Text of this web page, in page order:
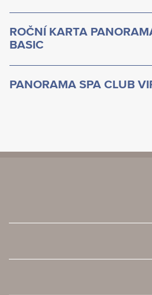
ROČNÍ KARTA
BASIC
PANORAMA SPA CLUB